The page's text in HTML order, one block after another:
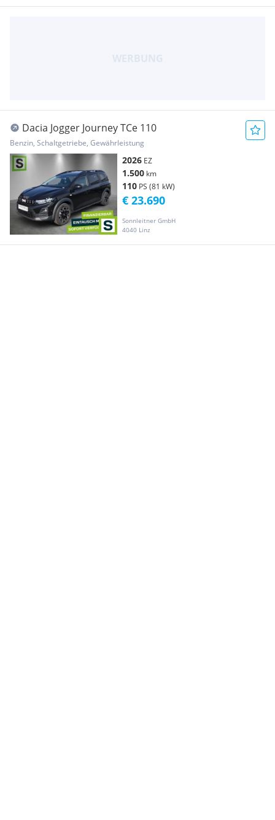
Dacia Jogger Journey TCe 110
Benzin, Schaltgetriebe, Gewährleistung
2026 EZ
1.500 km
110 PS (81 kW)
Sonnleitner GmbH
4040 Linz
€ 23.690